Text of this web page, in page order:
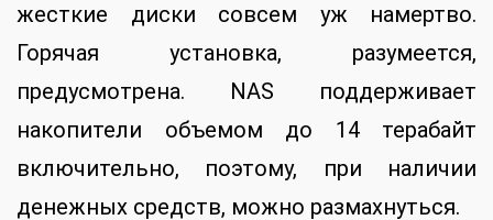
жесткие диски совсем уж намертво.
Горячая установка, разумеется,
предусмотрена. NAS поддерживает
накопители объемом до 14 терабайт
включительно, поэтому, при наличии
денежных средств, можно размахнуться.